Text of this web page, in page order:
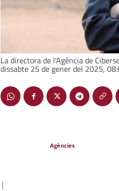
La directora de l'Agència de
dissabte 25 de gener del 2025,
Agències
|